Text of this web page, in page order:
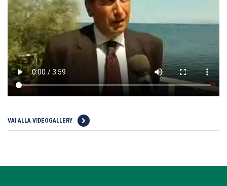
VAI ALLA VIDEOGALLERY